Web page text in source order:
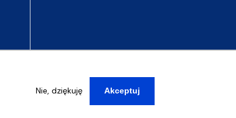
Nie, dziękuję Akceptuj